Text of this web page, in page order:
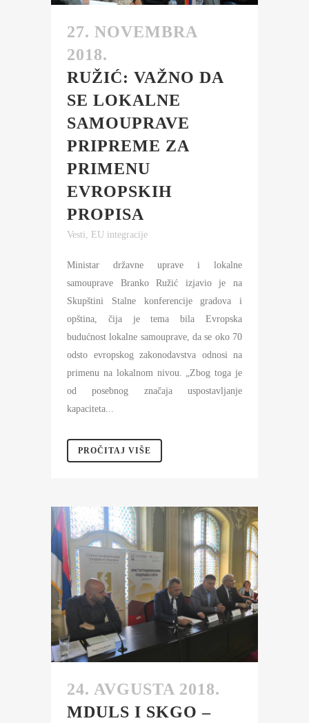
27. NOVEMBRA
2018.
RUŽIĆ: VAŽNO DA
SE LOKALNE
SAMOUPRAVE
PRIPREME ZA
PRIMENU
EVROPSKIH
PROPISA
Vesti EU integracije
Ministar državne uprave i lokalne
samouprave Branko Ružić izjavio je na
Skupštini Stalne konferencije gradova i
opština, čija je tema bila Evropska
budućnost lokalne samouprave, da se oko 70
odsto evropskog zakonodavstva odnosi na
primenu na lokalnom nivou. „Zbog toga je
od posebnog značaja uspostavljanje
kapaciteta...
PROČITAJ VIŠE
24. AVGUSTA 2018.
MDULS I SKGO –